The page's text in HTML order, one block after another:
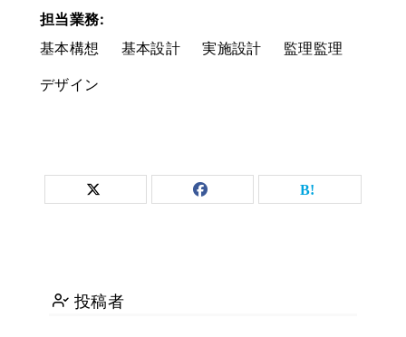
担当業務ㅤ:ㅤ
基本構想
基本設計 実施設計
監理監理
デザイン
投稿者